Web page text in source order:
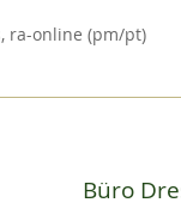
ra-online (pm/pt)
Büro